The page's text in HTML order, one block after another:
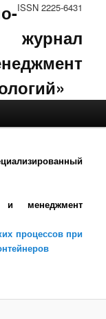
ISSN 2225-6431
менеджмент
процессов при